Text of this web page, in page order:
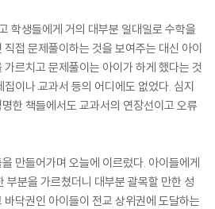
학생들에게 거의 대부분 일대일로 수학을
접 문제풀이하는 것을 보여주는 대신 아이
르치고 문제풀이는 아이가 하게 했다는 것
이나 교과서 등의 어디에도 없었다. 심지
한 책들에서도 교과서의 연장선이고 오류
만들어가며 오늘에 이르렀다. 아이들에게
부분을 가르쳤더니 대부분 괄목할 만한 성
닥권인 아이들이 전교 상위권에 도달하는